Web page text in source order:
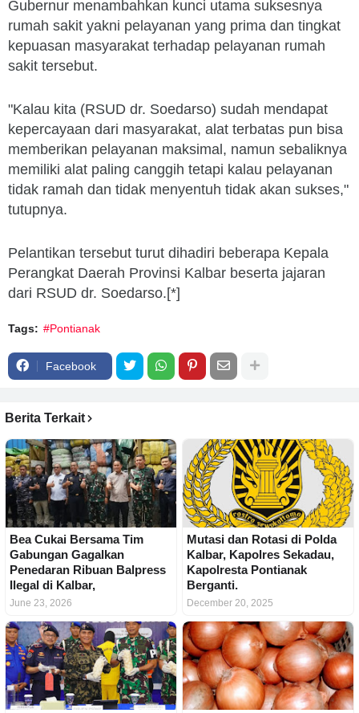
Gubernur menambahkan kunci utama suksesnya
rumah sakit yakni pelayanan yang prima dan tingkat
kepuasan masyarakat terhadap pelayanan rumah
sakit tersebut.
"Kalau kita (RSUD dr. Soedarso) sudah mendapat
kepercayaan dari masyarakat, alat terbatas pun bisa
memberikan pelayanan maksimal, namun sebaliknya
memiliki alat paling canggih tetapi kalau pelayanan
tidak ramah dan tidak menyentuh tidak akan sukses,"
tutupnya.
Pelantikan tersebut turut dihadiri beberapa Kepala
Perangkat Daerah Provinsi Kalbar beserta jajaran
dari RSUD dr. Soedarso.[*]
Tags: #Pontianak
Facebook
Berita Terkait
Bea Cukai Bersama Tim
Gabungan Gagalkan
Penedaran Ribuan Balpress
Ilegal di Kalbar,
June 23, 2026
Mutasi dan Rotasi di Polda
Kalbar, Kapolres Sekadau,
Kapolresta Pontianak
Berganti.
December 20, 2025